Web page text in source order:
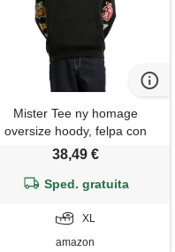
Mister Tee ny homage
oversize hoody, felpa con
cappuccio, uomo, nero
38,49 €
Sped. gratuita
XL
amazon